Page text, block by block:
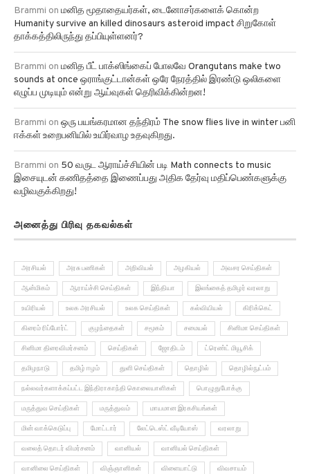
Brammi on மனித மூதாதையர்கள், டைனோசர்களைக் கொன்ற
Humanity survive an killed dinosaurs asteroid impact சிறுகோள்
தாக்கத்திலிருந்து தப்பியுள்ளனர்?
Brammi on மனித பீட் பாக்ஸிங்கைப் போலவே Orangutans make two
sounds at once ஒராங்குட்டான்கள் ஒரே நேரத்தில் இரண்டு ஒலிகளை
எழுப்ப முடியும் என்று ஆய்வுகள் தெரிவிக்கின்றன!
Brammi on ஒரு பயங்கரமான தந்திரம் The snow flies live in winter பனி
ஈக்கள் உறைபனியில் உயிர்வாழ உதவுகிறது.
Brammi on 50 வருட ஆராய்ச்சியின் படி Math connects to music
இசையுடன் கணிதத்தை இணைப்பது அதிக தேர்வு மதிப்பெண்களுக்கு
வழிவகுக்கிறது!
அனைத்து பிரிவு தகவல்கள்
அரசியல் அரசு பணிகள் அறிவியல் அழகியல் அவசர செய்திகள்
ஆன்மிகம் ஆராய்ச்சி செய்திகள் இந்தியா இலங்கைத் தமிழர் வரலாறு
உயிரியல் உலக அரசியல் உலக செய்திகள் கல்வியியல் கிரிக்கெட்
கிரைம் ரிப்போர்ட் குழந்தைகள் சமூகம் சமையல் சினிமா செய்திகள்
சினிமா திரைவிமர்சனம் செய்திகள் ஜோதிடம் ட்ரெண்ட் மியூசிக்
தமிழநாடு தமிழ் ஈழம் துளி செய்திகள் தொழில் தொழில்நுட்பம்
நல்லவர்களாக்கப்பட்ட இந்திராகாந்தி கொலையாளிகள் பொழுதுபோக்கு
மருத்துவ செய்திகள் மருத்துவம் மாயமான இரகசியங்கள்
மின் வாக்கெடுப்பு மோட்டார் லேட்டெஸ்ட் வீடியோஸ் வரலாறு
வலைத் தொடர் விமர்சனம் வானியல் வானியல் செய்திகள்
வானிலை செய்திகள் விஞ்ஞானிகள் விளையாட்டு விவசாயம்